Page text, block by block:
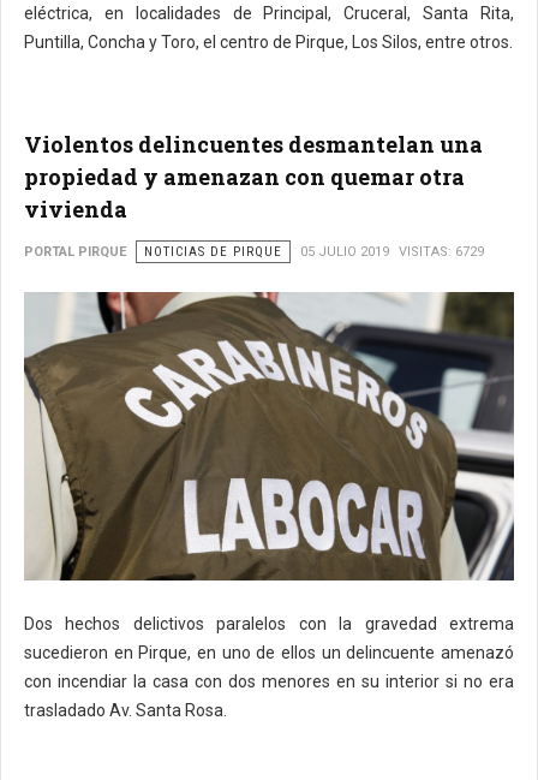
eléctrica, en localidades de Principal, Cruceral, Santa Rita,
Puntilla, Concha y Toro, el centro de Pirque, Los Silos, entre otros.
Violentos delincuentes desmantelan una
propiedad y amenazan con quemar otra
vivienda
PORTAL PIRQUE NOTICIAS DE PIRQUE 05 JULIO 2019 VISITAS: 6729
Dos hechos delictivos paralelos con la gravedad extrema
sucedieron en Pirque, en uno de ellos un delincuente amenazó
con incendiar la casa con dos menores en su interior si no era
trasladado Av. Santa Rosa.